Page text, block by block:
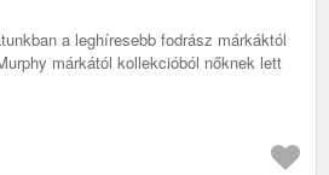
a leghíresebb fodrász márkáktól
márkától kollekcióból nőknek lett